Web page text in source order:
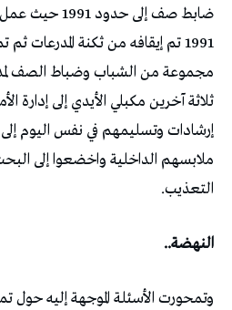
1991 تم إيقافه من ثكنة المدرعات
مجموعة من الشباب وضباط الصف
ثلاثة آخرين مكبلي الأيدي إلى إدارة
إرشادات وتسليمهم في نفس اليوم إلى
ملابسهم الداخلية واخضعوا إلى
التعذيب.
النهضة..
وتمحورت الأسئلة الموجهة إليه حول